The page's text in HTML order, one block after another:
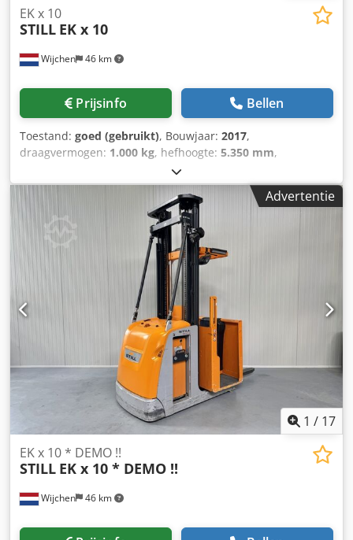
Wijchen 46 km
EK x 10
STILL EK x 10
Prijsinfo Bellen
Toestand: goed (gebruikt), Bouwjaar: 2017,
draagvermogen: 1.000 kg, hefhoogte: 5.350 mm,
, bedrijfsturen:
brandstoftype:elektrisch, Manufacturer + model:STILL EK-
X 10 Mast:2W5350 ID:25100.3210 Cat.:Used Mast:2W
Lowered height:2900 mm Lifting height:5350 mm
Capacity:1000 kg Platform height:4750 mm Picking
height:6350 mm Init.:Yes Chodpfxszq Uire Aayea Cabin
width:1200 mm Year:2017 Hours:3324 hours Capacity:24 v /
560 ah - Bj 2019
Advertentie
1 / 17
Wijchen 46 km
EK x 10 * DEMO !!
STILL EK x 10 * DEMO !!